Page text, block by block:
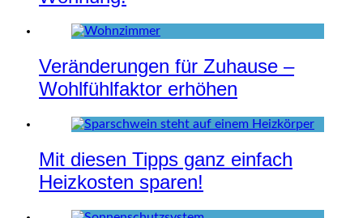
Veränderungen für Zuhause –
Wohlfühlfaktor erhöhen
Mit diesen Tipps ganz einfach
Heizkosten sparen!